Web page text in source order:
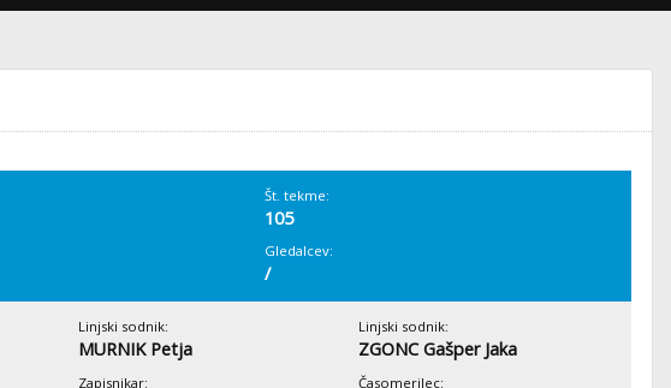
Št. tekme:
105
Gledalcev:
/
Linjski sodnik:
MURNIK Petja
Linjski sodnik:
ZGONC Gašper Jaka
Zapisnikar: Časomerilec: